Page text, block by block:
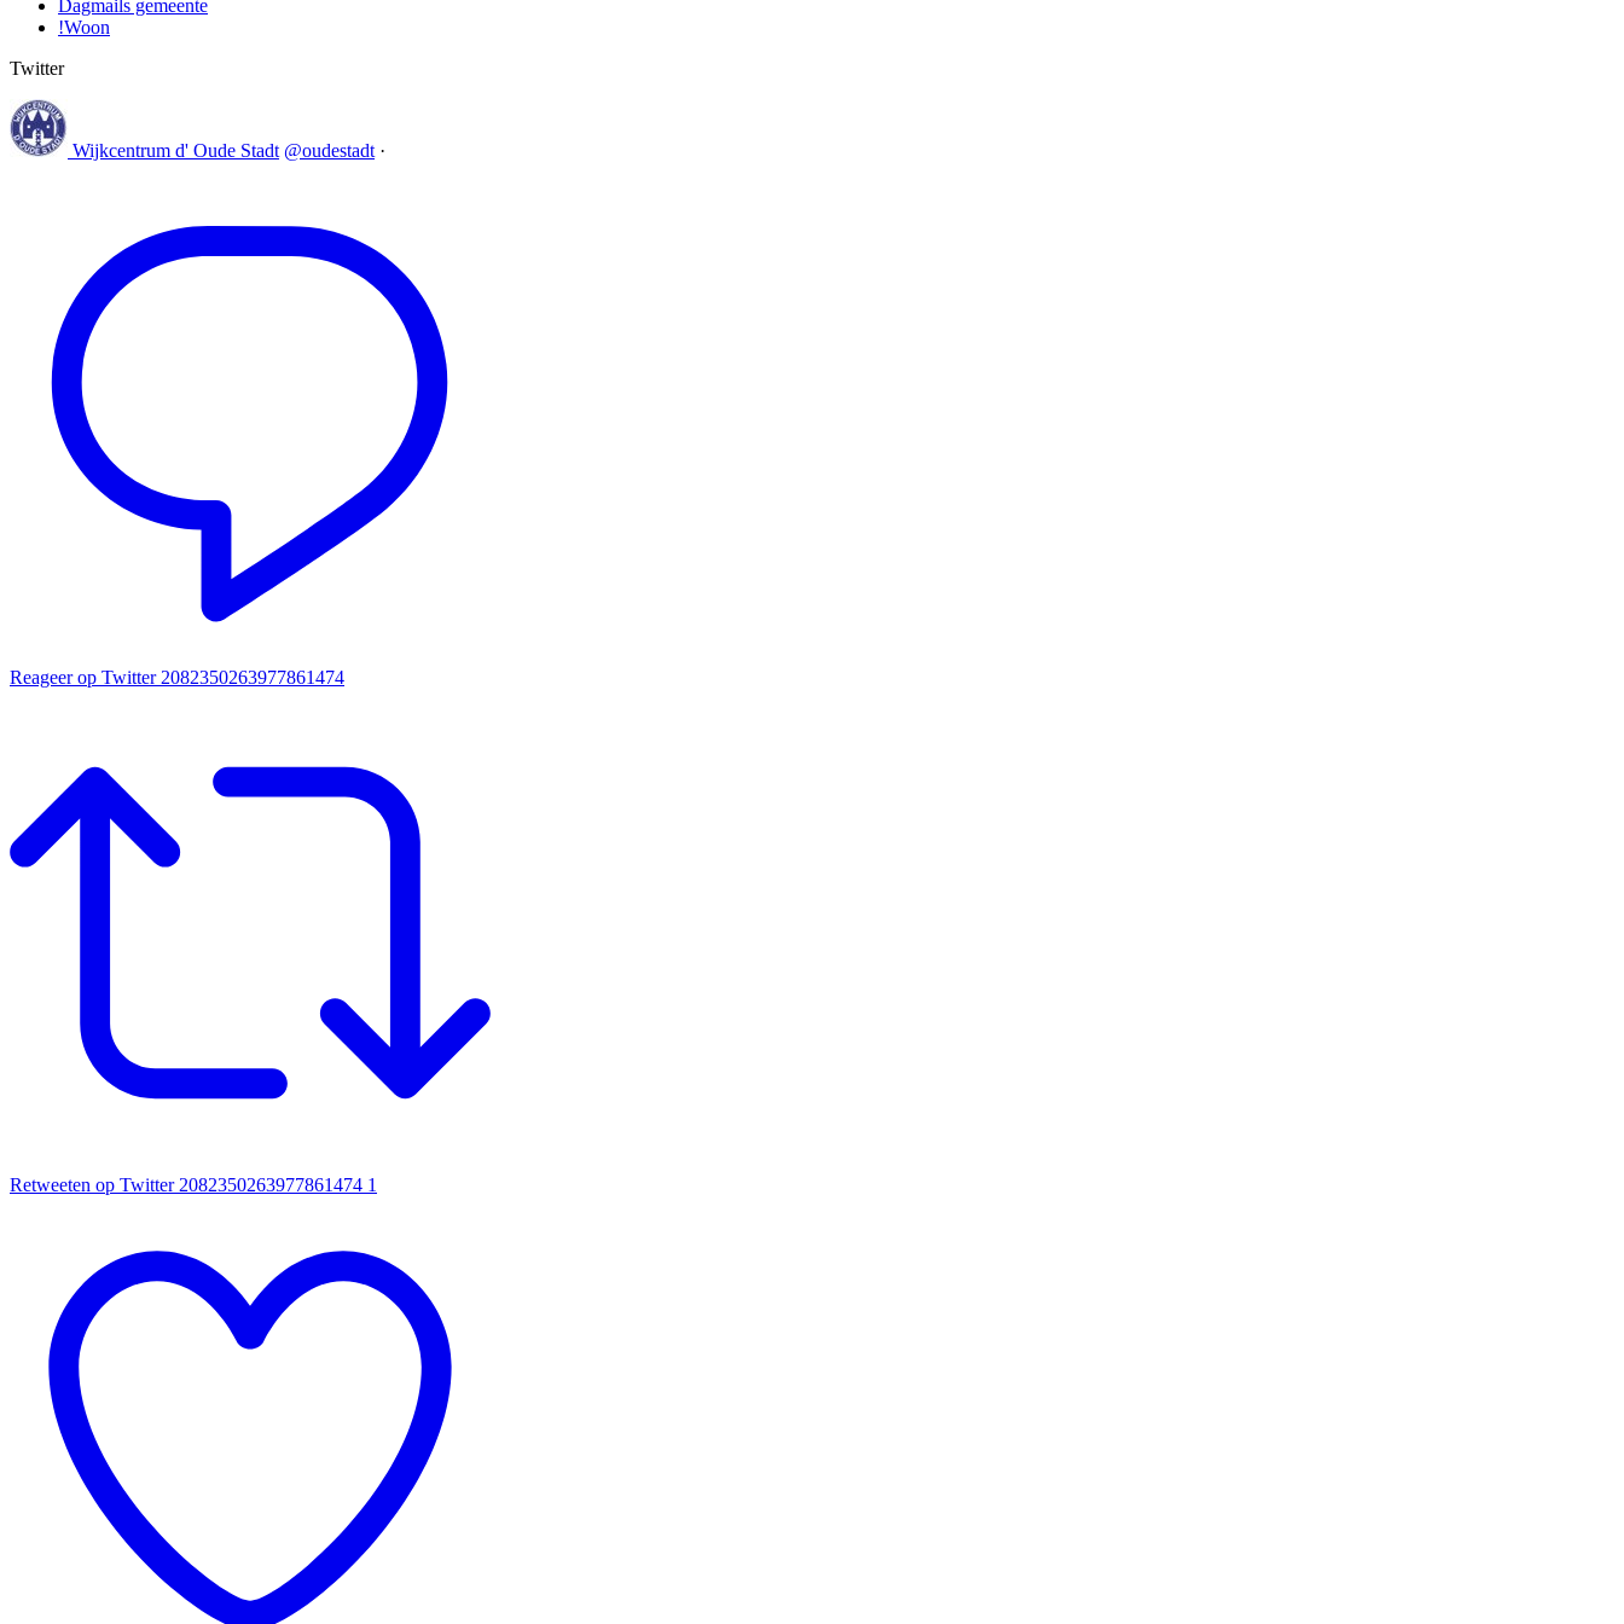
Dagmails gemeente
!Woon
Twitter
Wijkcentrum d' Oude Stadt @oudestadt ·
Reageer op Twitter 2082350263977861474
Retweeten op Twitter 2082350263977861474 1